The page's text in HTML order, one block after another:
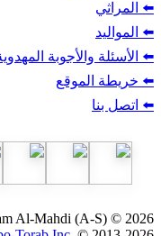
المهدوية
of Imam Al-